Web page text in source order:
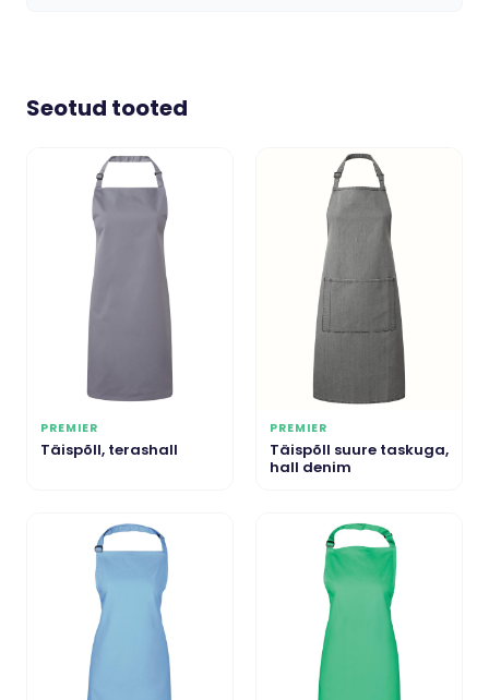
Seotud tooted
PREMIER
Täispõll, terashall
PREMIER
Täispõll suure taskuga,
hall denim